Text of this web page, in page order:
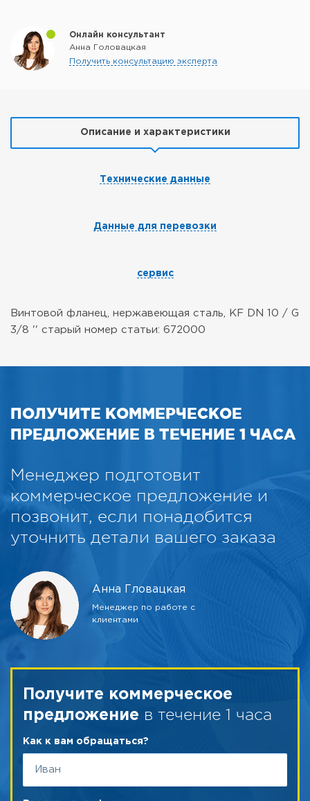
Онлайн консультант
Анна Головацкая
Получить консультацию эксперта
Описание и характеристики
Технические данные
Данные для перевозки
сервис
Винтовой фланец, нержавеющая сталь, KF DN 10 / G
3/8 '' старый номер статьи: 672000
ПОЛУЧИТЕ КОММЕРЧЕСКОЕ
ПРЕДЛОЖЕНИЕ В ТЕЧЕНИЕ 1 ЧАСА
Менеджер подготовит
коммерческое предложение и
позвонит, если понадобится
уточнить детали вашего заказа
Анна Гловацкая
Менеджер по работе с
клиентами
Получите коммерческое
предложение в течение 1 часа
Как к вам обращаться?